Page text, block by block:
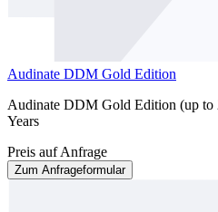
Audinate DDM Gold Edition
Audinate DDM Gold Edition (up to
Years
Preis auf Anfrage
Zum Anfrageformular